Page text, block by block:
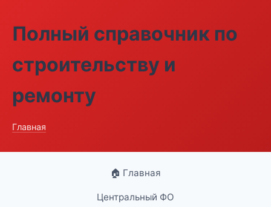
Полный справочник по
строительству и
ремонту
Главная
🏠 Главная
Центральный ФО